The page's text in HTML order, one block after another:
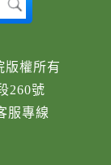
版權所有
260號
服專線